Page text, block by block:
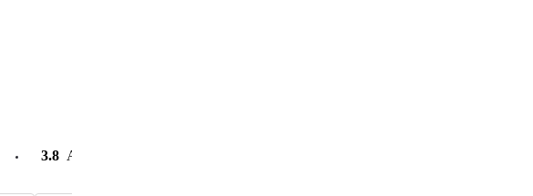
3.8 Atrakce v okolí